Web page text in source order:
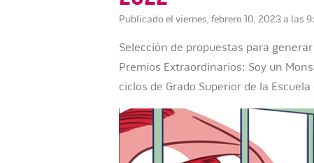
Publicado el viernes, febrero 10, 2023 a las
Selección de propuestas para
Premios Extraordinarios: Soy un
ciclos de Grado Superior de la Escuela